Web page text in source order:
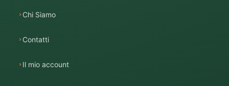
Chi Siamo
Contatti
Il mio account